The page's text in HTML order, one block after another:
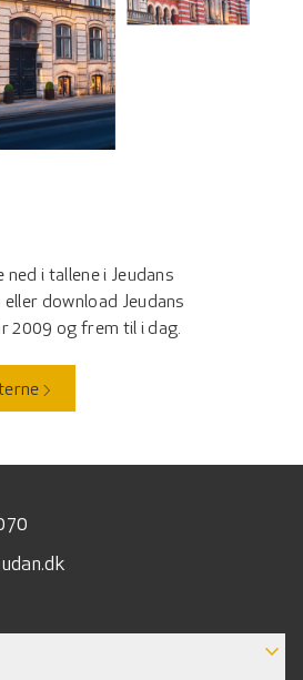
ned i tallene i Jeudans
download Jeudans
2009 og frem til i dag.
EXPAND_MORE